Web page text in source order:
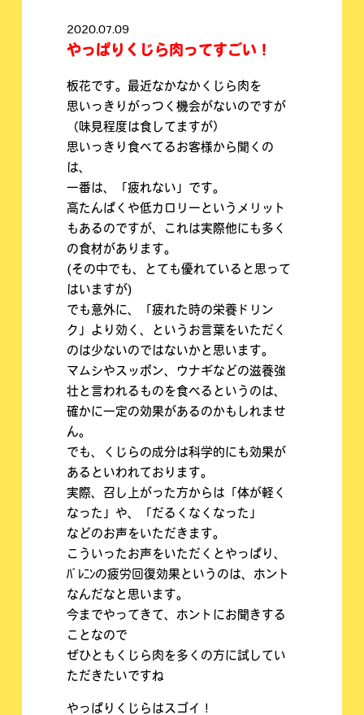
2020.07.09
やっぱりくじら肉ってすごい！
板花です。最近なかなかくじら肉を
思いっきりがっつく機会がないのですが
（味見程度は食してますが）
思いっきり食べてるお客様から聞くの
は、
一番は、「疲れない」です。
高たんぱくや低カロリーというメリット
もあるのですが、これは実際他にも多く
の食材があります。
(その中でも、とても優れていると思って
はいますが)
でも意外に、「疲れた時の栄養ドリン
ク」より効く、というお言葉をいただく
のは少ないのではないかと思います。
マムシやスッポン、ウナギなどの滋養強
壮と言われるものを食べるというのは、
確かに一定の効果があるのかもしれませ
ん。
でも、くじらの成分は科学的にも効果が
あるといわれております。
実際、召し上がった方からは「体が軽く
なった」や、「だるくなくなった」
などのお声をいただきます。
こういったお声をいただくとやっぱり、
ﾊﾞﾚﾆﾝの疲労回復効果というのは、ホント
なんだなと思います。
今までやってきて、ホントにお聞きする
ことなので
ぜひともくじら肉を多くの方に試してい
ただきたいですね
やっぱりくじらはスゴイ！